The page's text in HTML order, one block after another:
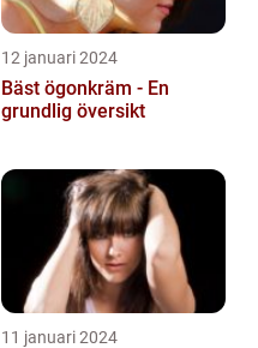
12 januari 2024
Bäst ögonkräm - En
grundlig översikt
11 januari 2024